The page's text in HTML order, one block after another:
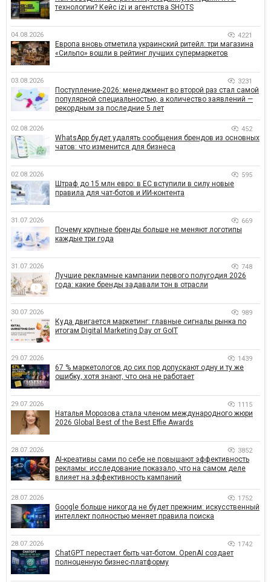
технологии? Кейс izi и агентства SHOTS
04.08.2026 4221
Европа вновь отметила украинский ритейл: три магазина
«Сильпо» вошли в рейтинг лучших супермаркетов
03.08.2026 3231
Поступление-2026: менеджмент во второй раз стал самой
популярной специальностью, а количество заявлений —
рекордным за последние 5 лет
02.08.2026 452
WhatsApp будет удалять сообщения брендов из основных
чатов: что изменится для бизнеса
02.08.2026 595
Штраф до 15 млн евро: в ЕС вступили в силу новые
правила для чат-ботов и ИИ-контента
31.07.2026 669
Почему крупные бренды больше не меняют логотипы
каждые три года
31.07.2026 748
Лучшие рекламные кампании первого полугодия 2026
года: какие бренды задавали тон в отрасли
30.07.2026 989
Куда двигается маркетинг: главные сигналы рынка по
итогам Digital Marketing Day от GoIT
29.07.2026 1439
67 % маркетологов до сих пор допускают одну и ту же
ошибку, хотя знают, что она не работает
29.07.2026 1115
Наталья Морозова стала членом международного жюри
2026 Global Best of the Best Effie Awards
28.07.2026 3852
AI-креативы сами по себе не повышают эффективность
рекламы: исследование показало, что на самом деле
влияет на эффективность кампаний
28.07.2026 1752
Google больше никогда не будет прежним: искусственный
интеллект полностью меняет правила поиска
28.07.2026 1742
ChatGPT перестает быть чат-ботом. OpenAI создает
полноценную бизнес-платформу